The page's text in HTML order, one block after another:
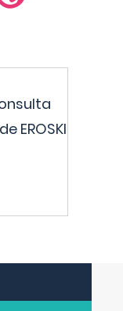
EROSKI